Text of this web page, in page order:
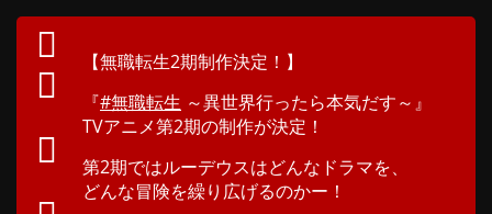
【無職転生2期制作決定！】
『#無職転生 ～異世界行ったら本気だす～』
TVアニメ第2期の制作が決定！
第2期ではルーデウスはどんなドラマを、
どんな冒険を繰り広げるのかー！